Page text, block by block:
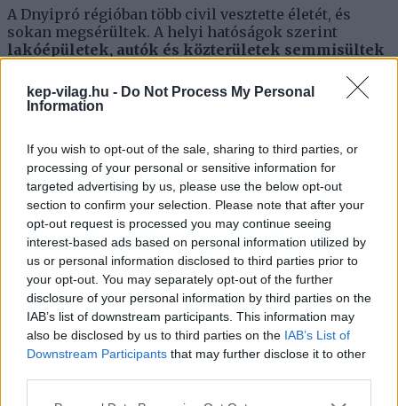
kep-vilag.hu - Do Not Process My Personal
Information
If you wish to opt-out of the sale, sharing to third parties, or
processing of your personal or sensitive information for
targeted advertising by us, please use the below opt-out
section to confirm your selection. Please note that after your
opt-out request is processed you may continue seeing
interest-based ads based on personal information utilized by
us or personal information disclosed to third parties prior to
your opt-out. You may separately opt-out of the further
disclosure of your personal information by third parties on the
IAB’s list of downstream participants. This information may
also be disclosed by us to third parties on the IAB’s List of
Downstream Participants that may further disclose it to other
A Dnyipró régióban több civil vesztette életét, és
sokan megsérültek. A helyi hatóságok szerint
lakóépületek, autók és közterületek semmisültek
távolabbi városrészekben is érezni lehetett a
lökéshullámot.
károkat. A támadásokgyermekeket is
megsebesítettek , ami újra rávilágít arra, hogy a
frontvonalon a civilek fizetik a legnagyobb árat.
A háború átterjed: tűzben álló orosz
olajfinomító
A konfliktus nem állt meg az ukrán határoknál.
Oroszországban, a Krasznodari területenóriási tűz
ütött ki egy olajfinomítóban, miután dróntámadás
érte. A lángok több épületre is átterjedtek, és a helyi